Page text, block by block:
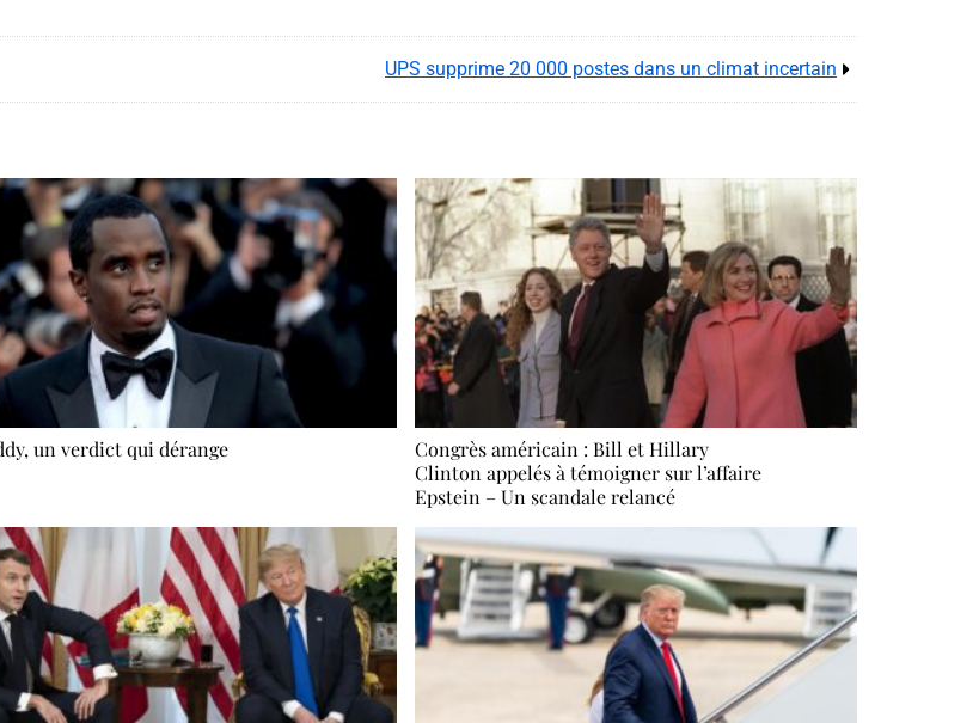
UPS supprime 20 000 postes dans un climat incertain
un verdict qui dérange
Congrès américain : Bill et Hillary
Clinton appelés à témoigner sur l’affaire
Epstein – Un scandale relancé